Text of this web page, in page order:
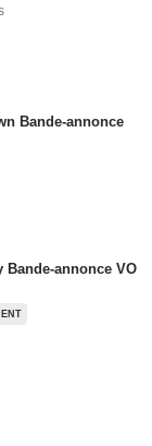
Bande-annonce
Bande-annonce VO